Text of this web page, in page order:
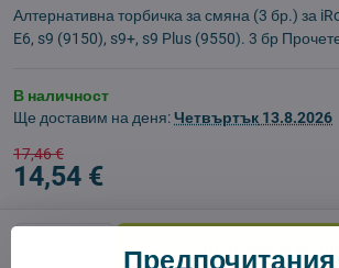
Алтернативна торбичка за смяна (3 бр.) за
E6, s9 (9150), s9+, s9 Plus (9550). 3 бр
В наличност
Ще доставим на деня:Четвъртък 13.8.2026
17,46 €
14,54 €
Добави в